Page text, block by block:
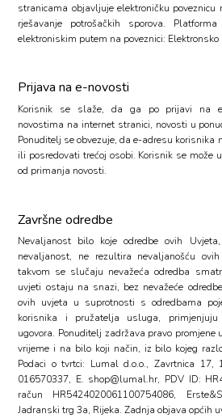
stranicama objavljuje elektroničku
rješavanje potrošačkih sporova.
elektroniskim putem na poveznici: Elektronsko
Prijava na e-novosti
Korisnik se slaže, da ga po prijavi na
novostima na internet stranici, novosti u
Ponuditelj se obvezuje, da e-adresu korisnika
ili posredovati trećoj osobi. Korisnik se može
od primanja novosti.
Završne odredbe
Nevaljanost bilo koje odredbe ovih
nevaljanost, ne rezultira nevaljanošću
takvom se slučaju nevažeća odredba
uvjeti ostaju na snazi, bez nevažeće
ovih uvjeta u suprotnosti s odredbama
korisnika i pružatelja usluga, primjenjuju
ugovora. Ponuditelj zadržava pravo
vrijeme i na bilo koji način, iz bilo kojeg
Podaci o tvrtci: Lumal d.o.o., Zavrtnica 17,
016570337, E. shop@lumal.hr, PDV ID:
račun HR5424020061100754086,
Jadranski trg 3a, Rijeka. Zadnja objava općih